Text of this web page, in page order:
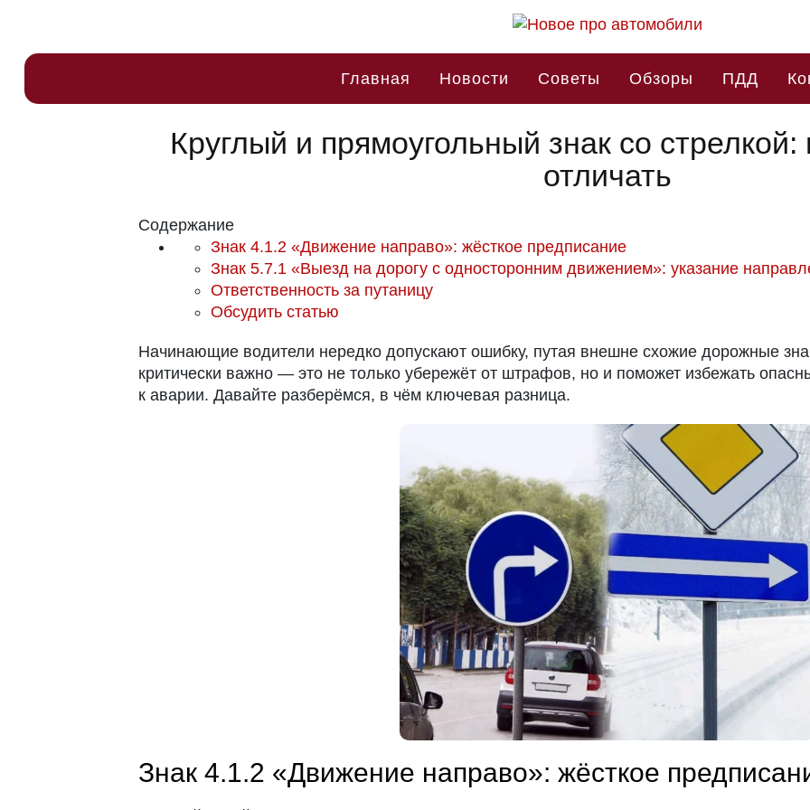
Главная Новости Советы Обзоры ПДД
Круглый и прямоугольный знак со
отличать
Содержание
Знак 4.1.2 «Движение направо»: жёсткое предписание
Знак 5.7.1 «Выезд на дорогу с односторонним движением»: указание
Ответственность за путаницу
Обсудить статью
Начинающие водители нередко допускают ошибку, путая внешне схожие дорожные
критически важно — это не только убережёт от штрафов, но и поможет избежать
к аварии. Давайте разберёмся, в чём ключевая разница.
Знак 4.1.2 «Движение направо»: жёсткое